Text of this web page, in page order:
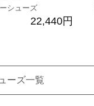
シューズ
22,440円
ーズ一覧